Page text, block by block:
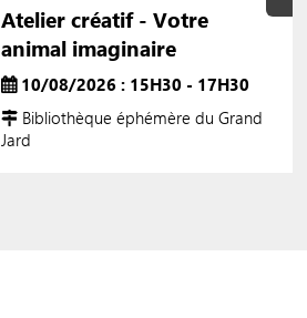
Atelier créatif - Votre
animal imaginaire
10/08/2026 : 15H30 - 17H30
Bibliothèque éphémère du Grand
Jard